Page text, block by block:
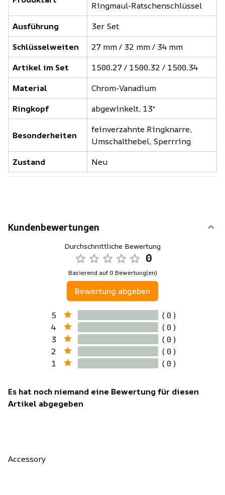
Ringmaul-Ratschenschlüssel
Ausführung
3er Set
Schlüsselweiten
27 mm / 32 mm / 34 mm
Artikel im Set
1500.27 / 1500.32 / 1500.34
Material
Chrom-Vanadium
Ringkopf
abgewinkelt, 13°
Besonderheiten
feinverzahnte Ringknarre,
Umschalthebel, Sperrring
Zustand
Neu
Kundenbewertungen
Durchschnittliche Bewertung
0
Basierend auf 0 Bewertung(en)
Bewertung abgeben
5
( 0 )
4
( 0 )
3
( 0 )
2
( 0 )
1
( 0 )
Es hat noch niemand eine Bewertung für diesen
Artikel abgegeben
Accessory